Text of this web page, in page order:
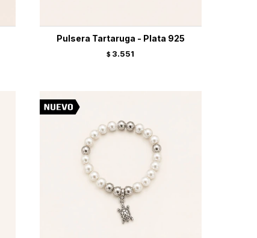
Pulsera Tartaruga - Plata 925
$ 3.551